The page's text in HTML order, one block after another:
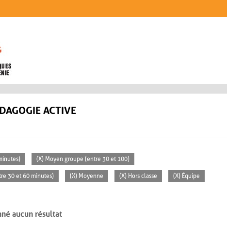
ACTIVE
(X) Moyen groupe (entre 30 et 100)
30 et 60 minutes) (X) Moyenne (X) Hors classe (X) Équipe
aucun résultat